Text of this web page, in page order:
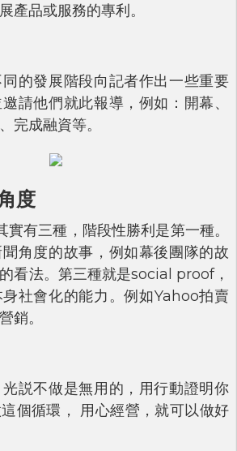
產品或服務的專利。
的發展階段向記者作出一些重要
請他們就此報導，例如：開幕、
完成融資等。
度
有三種，階段性勝利是第一種。
角度的故事，例如幕後團隊的故
看法。第三種就是social proof，
社會化的能力。例如Yahoo拍賣
銷。
説不做是無用的，用行動證明你
個循環， 用心經營，就可以做好